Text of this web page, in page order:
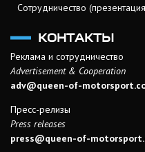
Сотрудничество
КОНТАКТЫ
Реклама и сотрудничество
Advertisement & Cooperation
adv@queen-of-
Пресс-релизы
Press releases
press@queen-of-